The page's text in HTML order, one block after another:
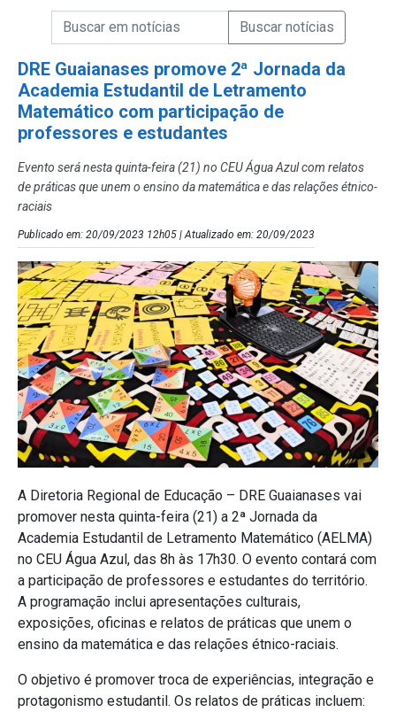
Campo de Busca de Notícias
Campo de Busca de informaçõesEnviar a Busca de Notícias
DRE Guaianases promove 2ª Jornada da
Academia Estudantil de Letramento
Matemático com participação de
professores e estudantes
Evento será nesta quinta-feira (21) no CEU Água Azul com relatos
de práticas que unem o ensino da matemática e das relações étnico-
raciais
Publicado em: 20/09/2023 12h05 | Atualizado em: 20/09/2023
A Diretoria Regional de Educação – DRE Guaianases vai
promover nesta quinta-feira (21) a 2ª Jornada da
Academia Estudantil de Letramento Matemático (AELMA)
no CEU Água Azul, das 8h às 17h30. O evento contará com
a participação de professores e estudantes do território.
A programação inclui apresentações culturais,
exposições, oficinas e relatos de práticas que unem o
ensino da matemática e das relações étnico-raciais.
O objetivo é promover troca de experiências, integração e
protagonismo estudantil. Os relatos de práticas incluem: